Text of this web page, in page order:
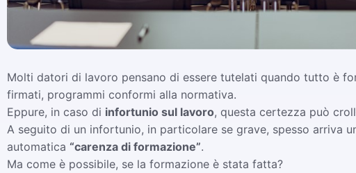
Molti datori di lavoro pensano di essere tutelati quando tutto è
firmati, programmi conformi alla normativa.
Eppure, in caso di infortunio sul lavoro, questa certezza può
A seguito di un infortunio, in particolare se grave, spesso arriva
automatica “carenza di formazione”.
Ma come è possibile, se la formazione è stata fatta?